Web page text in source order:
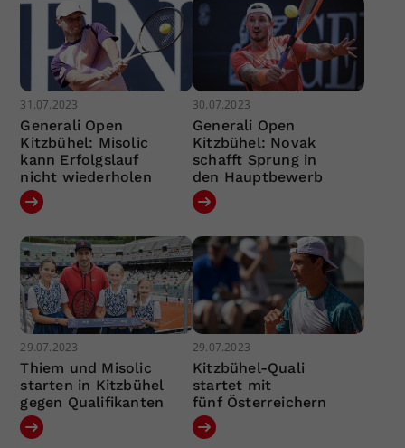
31.07.2023
Generali Open
Kitzbühel: Misolic
kann Erfolgslauf
nicht wiederholen
30.07.2023
Generali Open
Kitzbühel: Novak
schafft Sprung in
den Hauptbewerb
29.07.2023
Thiem und Misolic
starten in Kitzbühel
gegen Qualifikanten
29.07.2023
Kitzbühel-Quali
startet mit
fünf Österreichern